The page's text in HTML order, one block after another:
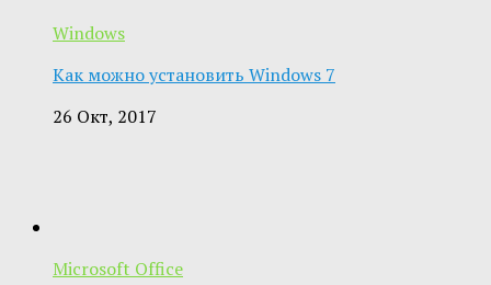
Windows
Как можно установить Windows 7
26 Окт, 2017
Microsoft Office